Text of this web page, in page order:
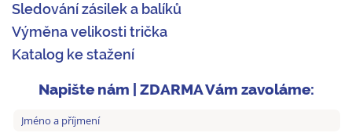
Sledování zásilek a balíků
Výměna velikosti trička
Katalog ke stažení
Napište nám | ZDARMA Vám zavoláme: